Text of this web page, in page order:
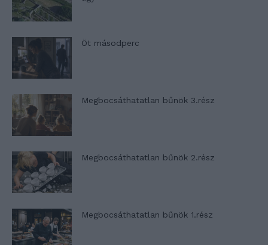
Öt másodperc
Megbocsáthatatlan bűnök 3.rész
Megbocsáthatatlan bűnök 2.rész
Megbocsáthatatlan bűnök 1.rész